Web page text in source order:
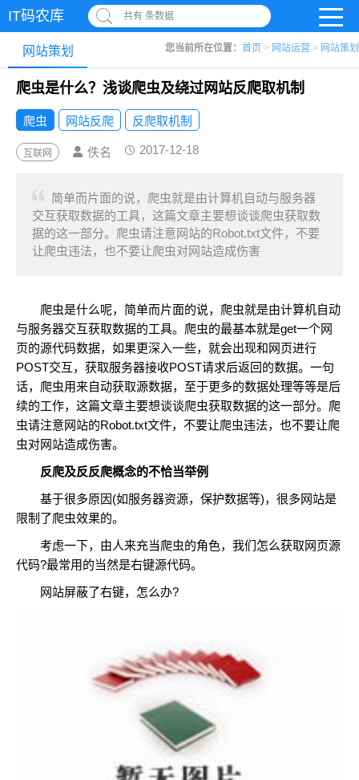
IT码农库 共有 条数据
您当前所在位置： 首页 > 网站运营 > 网站策划
网站策划
爬虫是什么？浅谈爬虫及绕过网站反爬取机制
爬虫 网站反爬 反爬取机制
互联网 佚名 2017-12-18
简单而片面的说，爬虫就是由计算机自动与服务器
交互获取数据的工具，这篇文章主要想谈谈爬虫获取数
据的这一部分。爬虫请注意网站的Robot.txt文件，不要
让爬虫违法，也不要让爬虫对网站造成伤害
爬虫是什么呢，简单而片面的说，爬虫就是由计算机自动
与服务器交互获取数据的工具。爬虫的最基本就是get一个网
页的源代码数据，如果更深入一些，就会出现和网页进行
POST交互，获取服务器接收POST请求后返回的数据。一句
话，爬虫用来自动获取源数据，至于更多的数据处理等等是后
续的工作，这篇文章主要想谈谈爬虫获取数据的这一部分。爬
虫请注意网站的Robot.txt文件，不要让爬虫违法，也不要让爬
虫对网站造成伤害。
反爬及反反爬概念的不恰当举例
基于很多原因(如服务器资源，保护数据等)，很多网站是
限制了爬虫效果的。
考虑一下，由人来充当爬虫的角色，我们怎么获取网页源
代码?最常用的当然是右键源代码。
网站屏蔽了右键，怎么办?